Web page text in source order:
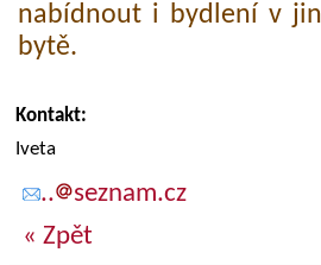
nabídnout i bydlení v
bytě.
Kontakt:
Iveta
.. seznam.cz
« Zpět